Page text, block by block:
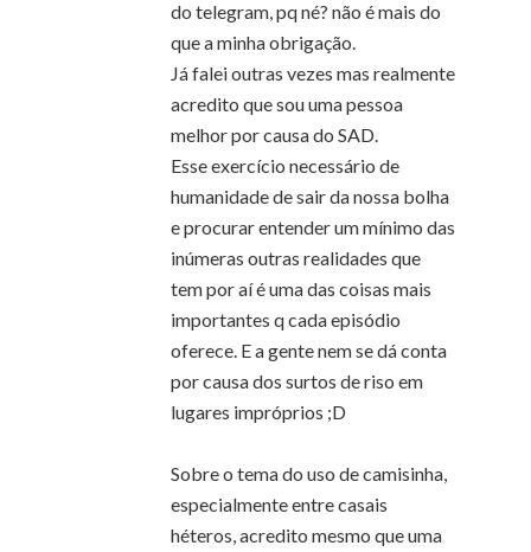
do telegram, pq né? não é mais do
que a minha obrigação.
Já falei outras vezes mas realmente
acredito que sou uma pessoa
melhor por causa do SAD.
Esse exercício necessário de
humanidade de sair da nossa bolha
e procurar entender um mínimo das
inúmeras outras realidades que
tem por aí é uma das coisas mais
importantes q cada episódio
oferece. E a gente nem se dá conta
por causa dos surtos de riso em
lugares impróprios ;D
Sobre o tema do uso de camisinha,
especialmente entre casais
héteros, acredito mesmo que uma